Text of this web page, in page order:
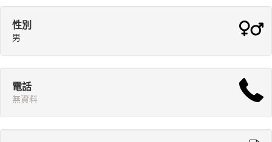
性別
男
電話
無資料